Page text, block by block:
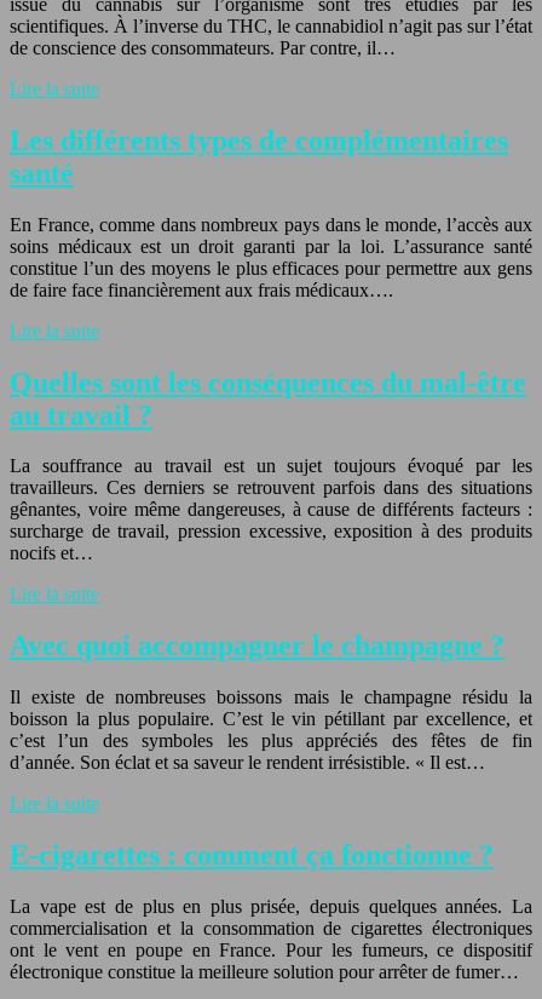
scientifiques. À l’inverse du THC, le cannabidiol n’agit pas sur l’état
de conscience des consommateurs. Par contre, il…
Lire la suite
Les différents types de complémentaires
santé
En France, comme dans nombreux pays dans le monde, l’accès aux
soins médicaux est un droit garanti par la loi. L’assurance santé
constitue l’un des moyens le plus efficaces pour permettre aux gens
de faire face financièrement aux frais médicaux….
Lire la suite
Quelles sont les conséquences du mal-être
au travail ?
La souffrance au travail est un sujet toujours évoqué par les
travailleurs. Ces derniers se retrouvent parfois dans des situations
gênantes, voire même dangereuses, à cause de différents facteurs :
surcharge de travail, pression excessive, exposition à des produits
nocifs et…
Lire la suite
Avec quoi accompagner le champagne ?
Il existe de nombreuses boissons mais le champagne résidu la
boisson la plus populaire. C’est le vin pétillant par excellence, et
c’est l’un des symboles les plus appréciés des fêtes de fin
d’année. Son éclat et sa saveur le rendent irrésistible. « Il est…
Lire la suite
E-cigarettes : comment ça fonctionne ?
La vape est de plus en plus prisée, depuis quelques années. La
commercialisation et la consommation de cigarettes électroniques
ont le vent en poupe en France. Pour les fumeurs, ce dispositif
électronique constitue la meilleure solution pour arrêter de fumer…